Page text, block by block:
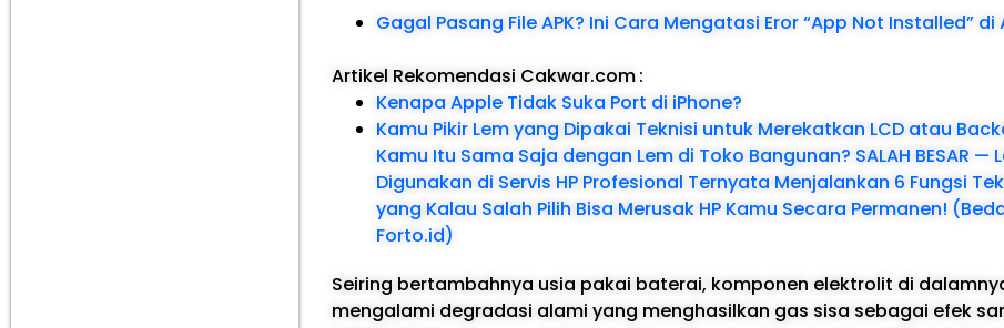
Gagal Pasang File APK? Ini Cara Mengatasi Eror “App Not Installed” di
Artikel Rekomendasi Cakwar.com:
Kenapa Apple Tidak Suka Port di iPhone?
Kamu Pikir Lem yang Dipakai Teknisi untuk Merekatkan LCD atau
Kamu Itu Sama Saja dengan Lem di Toko Bangunan? SALAH BESAR —
Digunakan di Servis HP Profesional Ternyata Menjalankan 6 Fungsi
yang Kalau Salah Pilih Bisa Merusak HP Kamu Secara Permanen!
Forto.id)
Seiring bertambahnya usia pakai baterai, komponen elektrolit di
mengalami degradasi alami yang menghasilkan gas sisa sebagai efek